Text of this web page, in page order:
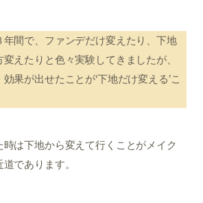
間で、ファンデだけ変えたり、下地
えたりと色々実験してきましたが、
果が出せたことが‘下地だけ変える’こ
時は下地から変えて行くことがメイク
であります。